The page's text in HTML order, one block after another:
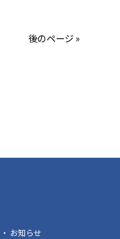
後のページ »
お知らせ